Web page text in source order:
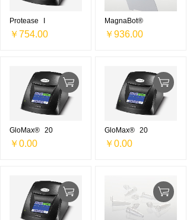
Protease
￥754.00
MagnaBot®
￥936.00
GloMax® 20
￥0.00
GloMax® 20
￥0.00